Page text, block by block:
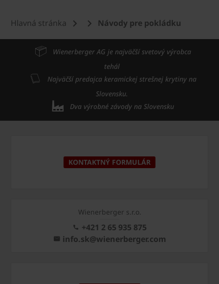
Hlavná stránka Návody pre pokládku
Wienerberger AG je najväčší svetový výrobca
tehál
Najväčší predajca keramickej strešnej krytiny na
Slovensku.
Dva výrobné závody na Slovensku
KONTAKTNÝ FORMULÁR
Wienerberger s.r.o.
+421 2 65 935 875
info.sk@wienerberger.com